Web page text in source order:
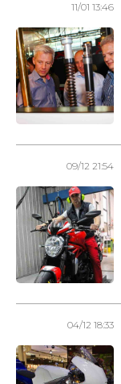
11/01 13:46
09/12 21:54
04/12 18:33